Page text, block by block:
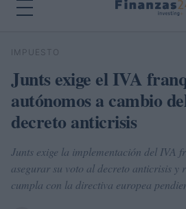
Buscar
IMPUESTO
Junts exige el IVA
autónomos a cambio
decreto anticrisis
Junts exige la implementación del IVA
asegurar su voto al decreto anticrisis y
cumpla con la directiva europea